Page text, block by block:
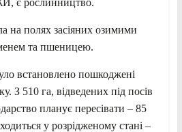
є рослинництво.
на полях засіяних озимими
та пшеницею.
встановлено пошкоджені
З 510 га, відведених під посів
планує пересівати – 85
у розрідженому стані –